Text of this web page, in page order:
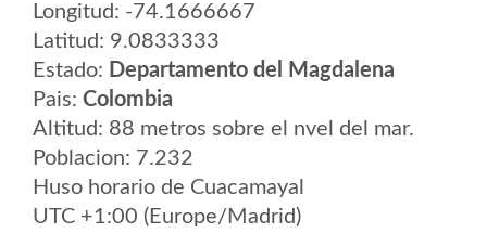
Longitud: -74.1666667
Latitud: 9.0833333
Estado: Departamento del Magdalena
Pais: Colombia
Altitud: 88 metros sobre el nvel del mar.
Poblacion: 7.232
Huso horario de Cuacamayal
UTC +1:00 (Europe/Madrid)